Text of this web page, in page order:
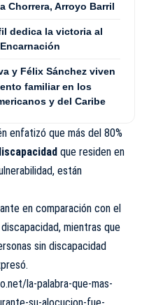
Chorrera, Arroyo Barril
dedica la victoria al
y Félix Sánchez viven
familiar en los
y del Caribe
enfatizó que más del 80%
que residen en
están
en comparación con el
mientras que
sin discapacidad
la-palabra-que-mas-